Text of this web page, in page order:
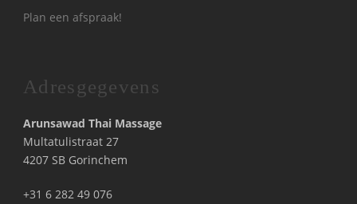
Plan een afspraak!
Adresgegevens
Arunsawad Thai Massage
Multatulistraat 27
4207 SB Gorinchem
+31 6 282 49 076